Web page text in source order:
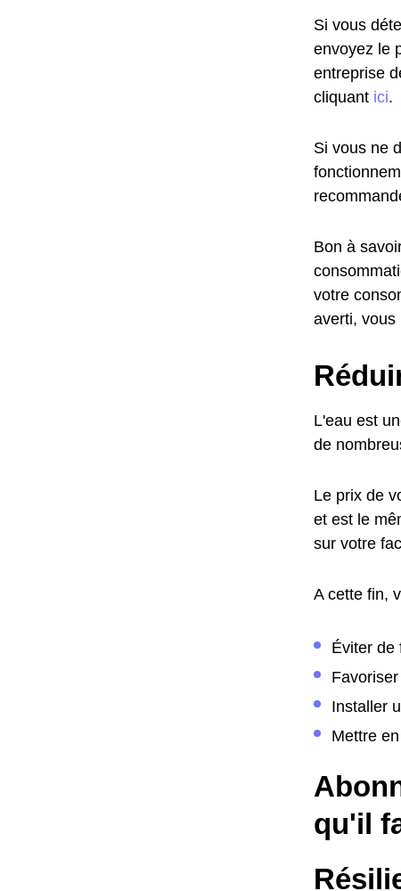
Si vous
envoyez le
entreprise
cliquant ici.
Si vous ne
Bon à
votre
averti, vous
L'eau est
de
Le prix de
et est le
sur votre
A cette fin,
Éviter de
Installer
Mettre
qu'il